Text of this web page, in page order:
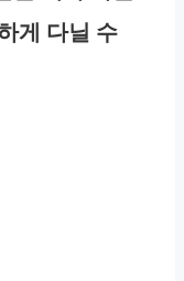
게 다닐 수